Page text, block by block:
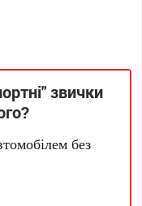
звички
без